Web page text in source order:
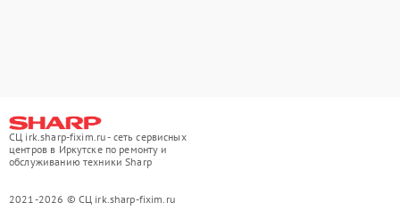
СЦ irk.sharp-fixim.ru - сеть сервисных
центров в Иркутске по ремонту и
обслуживанию техники Sharp
2021-2026 © СЦ irk.sharp-fixim.ru